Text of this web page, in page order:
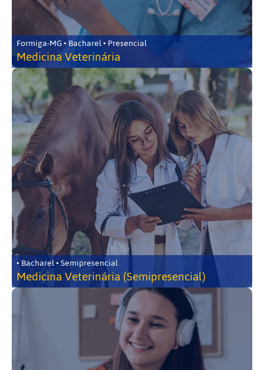
Formiga-MG • Bacharel • Presencial
Medicina Veterinária
• Bacharel • Semipresencial
Medicina Veterinária (Semipresencial)